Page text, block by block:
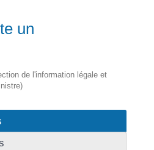
un
de l'information légale et